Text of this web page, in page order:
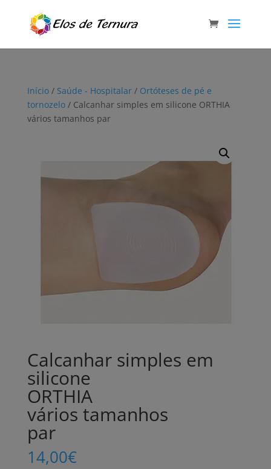
Início/ Saúde - Hospitalar/ Ortóteses de pé e
tornozelo/ Calcanhar simples em silicone ORTHIA
vários tamanhos par
Calcanhar simples em
silicone
ORTHIA
vários tamanhos
par
14,00€